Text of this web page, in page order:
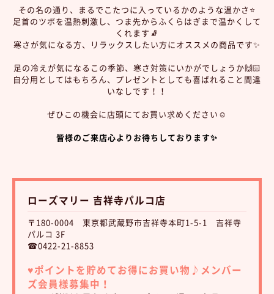
その名の通り、まるでこたつに入っているかのような温かさ⭐️
足首のツボを温熱刺激し、つま先からふくらはぎまで温かくして
くれます🧦
寒さが気になる方、リラックスしたい方にオススメの商品です✨
足の冷えが気になるこの季節、寒さ対策にいかがでしょうか🙌🏻
自分用としてはもちろん、プレゼントとしても喜ばれること間違
いなしです！！
ぜひこの機会に店頭にてお買い求めください☺️
皆様のご来店心よりお待ちしております✨
ローズマリー 吉祥寺パルコ店
〒180-0004 東京都武蔵野市吉祥寺本町1-5-1 吉祥寺
パルコ 3F
☎0422-21-8853
♥︎ポイントを貯めてお得にお買い物♪ メンバー
ズ会員様募集中！